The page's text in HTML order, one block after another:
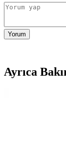
Yorum
Ayrıca